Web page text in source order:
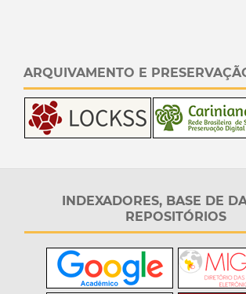
ARQUIVAMENTO E
INDEXADORES, BASE DE
REPOSITÓRIOS